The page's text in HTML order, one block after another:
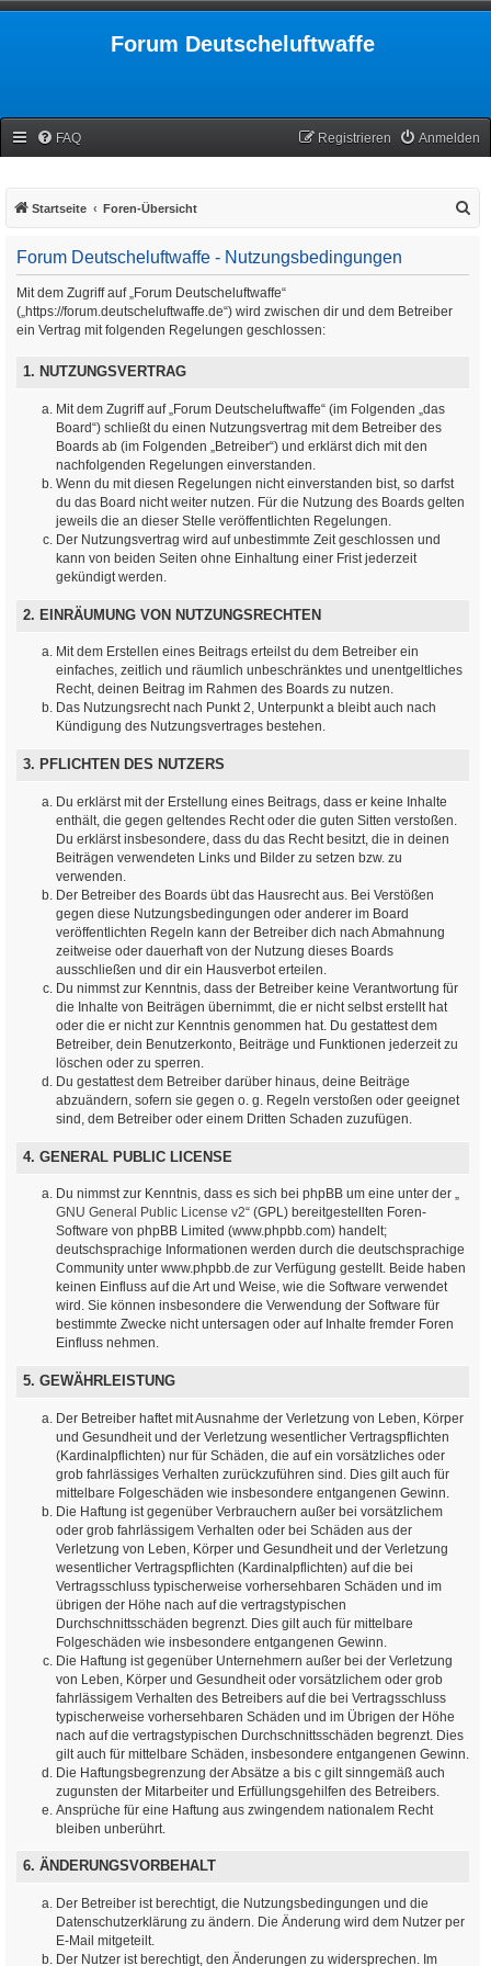
Forum Deutscheluftwaffe
FAQ Anmelden
Registrieren
Startseite Foren-Übersicht
Forum Deutscheluftwaffe - Nutzungsbedingungen
Mit dem Zugriff auf „Forum Deutscheluftwaffe“
(„https://forum.deutscheluftwaffe.de“) wird zwischen dir und dem Betreiber
ein Vertrag mit folgenden Regelungen geschlossen:
1. NUTZUNGSVERTRAG
Mit dem Zugriff auf „Forum Deutscheluftwaffe“ (im Folgenden „das
Board“) schließt du einen Nutzungsvertrag mit dem Betreiber des
Boards ab (im Folgenden „Betreiber“) und erklärst dich mit den
nachfolgenden Regelungen einverstanden.
Wenn du mit diesen Regelungen nicht einverstanden bist, so darfst
du das Board nicht weiter nutzen. Für die Nutzung des Boards gelten
jeweils die an dieser Stelle veröffentlichten Regelungen.
Der Nutzungsvertrag wird auf unbestimmte Zeit geschlossen und
kann von beiden Seiten ohne Einhaltung einer Frist jederzeit
gekündigt werden.
2. EINRÄUMUNG VON NUTZUNGSRECHTEN
Mit dem Erstellen eines Beitrags erteilst du dem Betreiber ein
einfaches, zeitlich und räumlich unbeschränktes und unentgeltliches
Recht, deinen Beitrag im Rahmen des Boards zu nutzen.
Das Nutzungsrecht nach Punkt 2, Unterpunkt a bleibt auch nach
Kündigung des Nutzungsvertrages bestehen.
3. PFLICHTEN DES NUTZERS
Du erklärst mit der Erstellung eines Beitrags, dass er keine Inhalte
enthält, die gegen geltendes Recht oder die guten Sitten verstoßen.
Du erklärst insbesondere, dass du das Recht besitzt, die in deinen
Beiträgen verwendeten Links und Bilder zu setzen bzw. zu
verwenden.
Der Betreiber des Boards übt das Hausrecht aus. Bei Verstößen
gegen diese Nutzungsbedingungen oder anderer im Board
veröffentlichten Regeln kann der Betreiber dich nach Abmahnung
zeitweise oder dauerhaft von der Nutzung dieses Boards
ausschließen und dir ein Hausverbot erteilen.
Du nimmst zur Kenntnis, dass der Betreiber keine Verantwortung für
die Inhalte von Beiträgen übernimmt, die er nicht selbst erstellt hat
oder die er nicht zur Kenntnis genommen hat. Du gestattest dem
Betreiber, dein Benutzerkonto, Beiträge und Funktionen jederzeit zu
löschen oder zu sperren.
Du gestattest dem Betreiber darüber hinaus, deine Beiträge
abzuändern, sofern sie gegen o. g. Regeln verstoßen oder geeignet
sind, dem Betreiber oder einem Dritten Schaden zuzufügen.
4. GENERAL PUBLIC LICENSE
Du nimmst zur Kenntnis, dass es sich bei phpBB um eine unter der „
GNU General Public License v2“ (GPL) bereitgestellten Foren-
Software von phpBB Limited (www.phpbb.com) handelt;
deutschsprachige Informationen werden durch die deutschsprachige
Community unter www.phpbb.de zur Verfügung gestellt. Beide haben
keinen Einfluss auf die Art und Weise, wie die Software verwendet
wird. Sie können insbesondere die Verwendung der Software für
bestimmte Zwecke nicht untersagen oder auf Inhalte fremder Foren
Einfluss nehmen.
5. GEWÄHRLEISTUNG
Der Betreiber haftet mit Ausnahme der Verletzung von Leben, Körper
und Gesundheit und der Verletzung wesentlicher Vertragspflichten
(Kardinalpflichten) nur für Schäden, die auf ein vorsätzliches oder
grob fahrlässiges Verhalten zurückzuführen sind. Dies gilt auch für
mittelbare Folgeschäden wie insbesondere entgangenen Gewinn.
Die Haftung ist gegenüber Verbrauchern außer bei vorsätzlichem
oder grob fahrlässigem Verhalten oder bei Schäden aus der
Verletzung von Leben, Körper und Gesundheit und der Verletzung
wesentlicher Vertragspflichten (Kardinalpflichten) auf die bei
Vertragsschluss typischerweise vorhersehbaren Schäden und im
übrigen der Höhe nach auf die vertragstypischen
Durchschnittsschäden begrenzt. Dies gilt auch für mittelbare
Folgeschäden wie insbesondere entgangenen Gewinn.
Die Haftung ist gegenüber Unternehmern außer bei der Verletzung
von Leben, Körper und Gesundheit oder vorsätzlichem oder grob
fahrlässigem Verhalten des Betreibers auf die bei Vertragsschluss
typischerweise vorhersehbaren Schäden und im Übrigen der Höhe
nach auf die vertragstypischen Durchschnittsschäden begrenzt. Dies
gilt auch für mittelbare Schäden, insbesondere entgangenen Gewinn.
Die Haftungsbegrenzung der Absätze a bis c gilt sinngemäß auch
zugunsten der Mitarbeiter und Erfüllungsgehilfen des Betreibers.
Ansprüche für eine Haftung aus zwingendem nationalem Recht
bleiben unberührt.
6. ÄNDERUNGSVORBEHALT
Der Betreiber ist berechtigt, die Nutzungsbedingungen und die
Datenschutzerklärung zu ändern. Die Änderung wird dem Nutzer per
E-Mail mitgeteilt.
Der Nutzer ist berechtigt, den Änderungen zu widersprechen. Im